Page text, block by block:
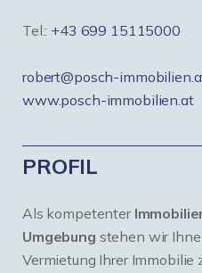
Tel.: +43 699 15115000
robert@posch-
www.posch-immobilien.at
PROFIL
Als kompetenter
Umgebung stehen wir
Vermietung Ihrer Immobilie